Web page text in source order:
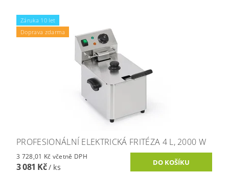
Záruka 10 let
Doprava zdarma
PROFESIONÁLNÍ ELEKTRICKÁ FRITÉZA 4 L, 2000 W
3 728,01 Kč včetně DPH
3 081 Kč/ ks